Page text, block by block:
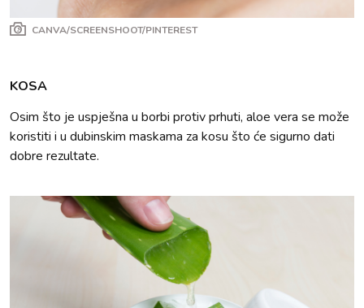
CANVA/SCREENSHOOT/PINTEREST
KOSA
Osim što je uspješna u borbi protiv prhuti, aloe vera se može
koristiti i u dubinskim maskama za kosu što će sigurno dati
dobre rezultate.